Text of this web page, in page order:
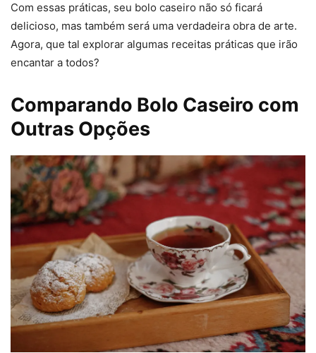
Com essas práticas, seu bolo caseiro não só ficará
delicioso, mas também será uma verdadeira obra de arte.
Agora, que tal explorar algumas receitas práticas que irão
encantar a todos?
Comparando Bolo Caseiro com
Outras Opções